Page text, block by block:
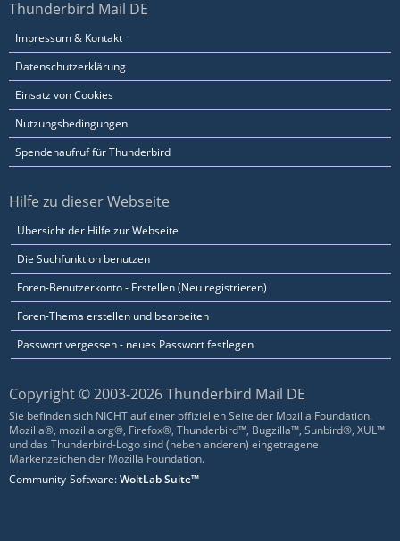
Thunderbird Mail DE
Impressum & Kontakt
Datenschutzerklärung
Einsatz von Cookies
Nutzungsbedingungen
Spendenaufruf für Thunderbird
Hilfe zu dieser Webseite
Übersicht der Hilfe zur Webseite
Die Suchfunktion benutzen
Foren-Benutzerkonto - Erstellen (Neu registrieren)
Foren-Thema erstellen und bearbeiten
Passwort vergessen - neues Passwort festlegen
Copyright © 2003-2026 Thunderbird Mail DE
Sie befinden sich NICHT auf einer offiziellen Seite der Mozilla Foundation.
Mozilla®, mozilla.org®, Firefox®, Thunderbird™, Bugzilla™, Sunbird®, XUL™
und das Thunderbird-Logo sind (neben anderen) eingetragene
Markenzeichen der Mozilla Foundation.
Community-Software:WoltLab Suite™